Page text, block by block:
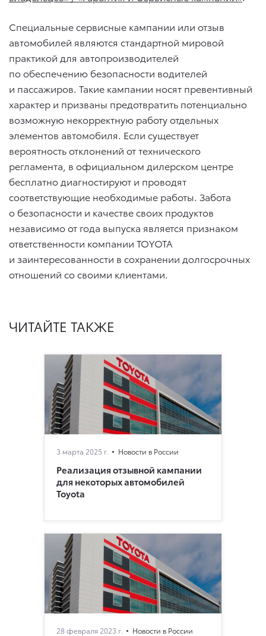
Специальные сервисные кампании или отзыв
автомобилей являются стандартной мировой
практикой для автопроизводителей
по обеспечению безопасности водителей
и пассажиров. Такие кампании носят превентивный
характер и призваны предотвратить потенциально
возможную некорректную работу отдельных
элементов автомобиля. Если существует
вероятность отклонений от технического
регламента, в официальном дилерском центре
бесплатно диагностируют и проводят
соответствующие необходимые работы. Забота
о безопасности и качестве своих продуктов
независимо от года выпуска является признаком
ответственности компании TOYOTA
и заинтересованности в сохранении долгосрочных
отношений со своими клиентами.
ЧИТАЙТЕ ТАКЖЕ
3 марта 2025 г. Новости в России
Реализация отзывной кампании
для некоторых автомобилей
Toyota
28 февраля 2023 г. Новости в России